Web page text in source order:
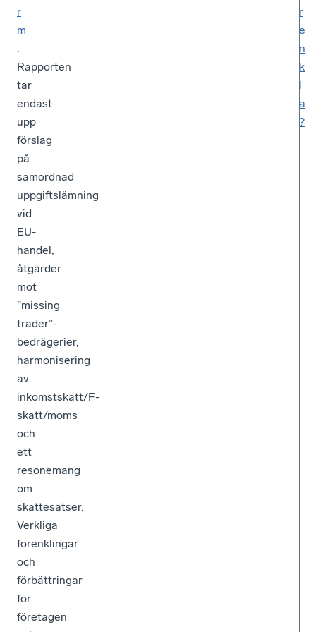
r
m
.
Rapporten
tar
endast
upp
förslag
på
samordnad
uppgiftslämning
vid
EU-
handel,
åtgärder
mot
”missing
trader”-
bedrägerier,
harmonisering
av
inkomstskatt/F-
skatt/moms
och
ett
resonemang
om
skattesatser.
Verkliga
förenklingar
och
förbättringar
för
företagen
r
e
n
k
l
a
?